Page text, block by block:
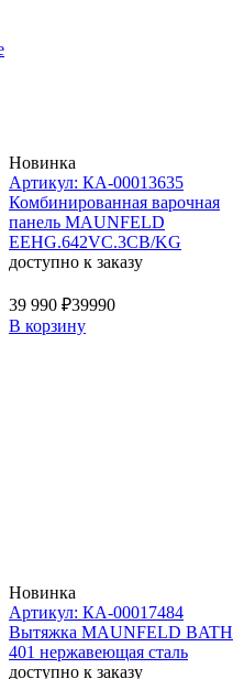
Новинка
Артикул: КА-00013635
Комбинированная варочная
панель MAUNFELD
EEHG.642VC.3CB/KG
доступно к заказу
39 990 ₽39990
В корзину
Новинка
Артикул: КА-00017484
Вытяжка MAUNFELD BATH
401 нержавеющая сталь
доступно к заказу